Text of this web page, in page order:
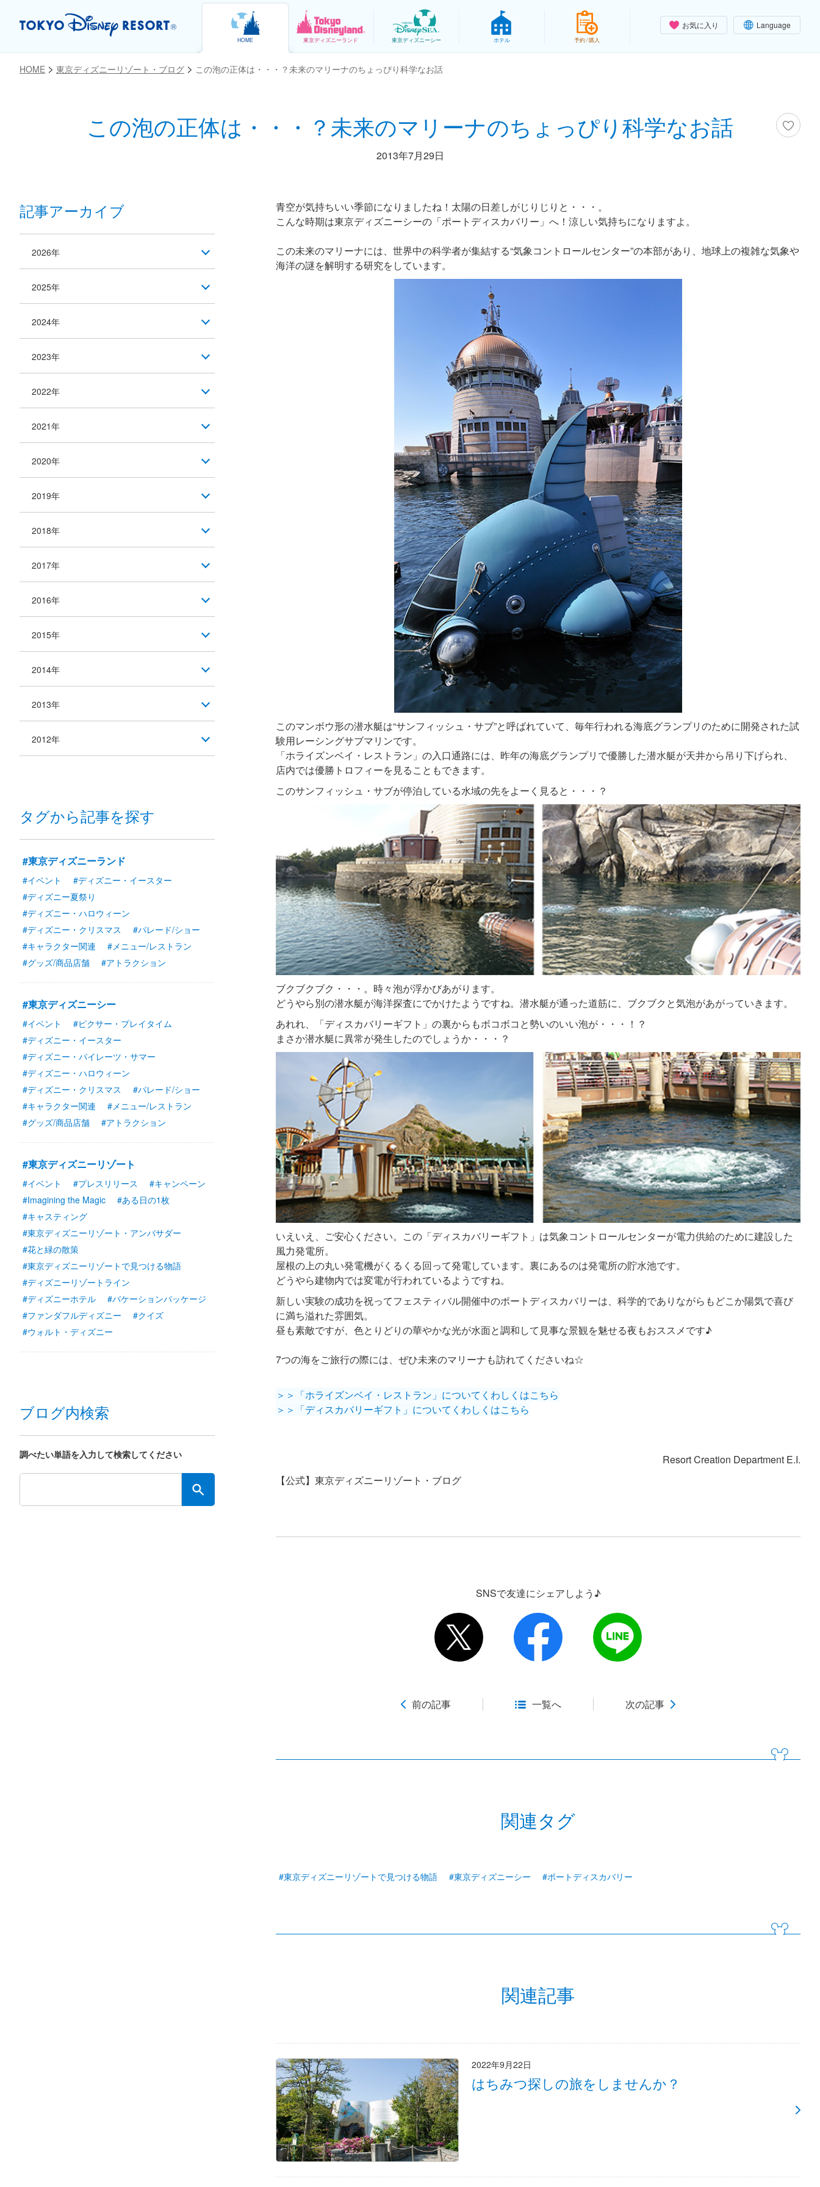
お気に入り Language
HOME 東京ディズニーランド 東京ディズニーシー ホテル 予約 / 購入
HOME 東京ディズニーリゾート・ブログ この泡の正体は・・・？未来のマリーナのちょっぴり科学なお話
この泡の正体は・・・？未来のマリーナのちょっぴり科学なお話
お気に入り
2013年7月29日
青空が気持ちいい季節になりましたね！太陽の日差しがじりじりと・・・。
こんな時期は東京ディズニーシーの「ポートディスカバリー」へ！涼しい気持ちになりますよ。
この未来のマリーナには、世界中の科学者が集結する“気象コントロールセンター”の本部があり、地球上の複雑な気象や
海洋の謎を解明する研究をしています。
このマンボウ形の潜水艇は“サンフィッシュ・サブ”と呼ばれていて、毎年行われる海底グランプリのために開発された試
験用レーシングサブマリンです。
「ホライズンベイ・レストラン」の入口通路には、昨年の海底グランプリで優勝した潜水艇が天井から吊り下げられ、
店内では優勝トロフィーを見ることもできます。
このサンフィッシュ・サブが停泊している水域の先をよーく見ると・・・？
ブクブクブク・・・。時々泡が浮かびあがります。
どうやら別の潜水艇が海洋探査にでかけたようですね。潜水艇が通った道筋に、ブクブクと気泡があがっていきます。
あれれ、「ディスカバリーギフト」の裏からもボコボコと勢いのいい泡が・・・！？
まさか潜水艇に異常が発生したのでしょうか・・・？
いえいえ、ご安心ください。この「ディスカバリーギフト」は気象コントロールセンターが電力供給のために建設した
風力発電所。
屋根の上の丸い発電機がくるくる回って発電しています。裏にあるのは発電所の貯水池です。
どうやら建物内では変電が行われているようですね。
新しい実験の成功を祝ってフェスティバル開催中のポートディスカバリーは、科学的でありながらもどこか陽気で喜び
に満ち溢れた雰囲気。
昼も素敵ですが、色とりどりの華やかな光が水面と調和して見事な景観を魅せる夜もおススメです♪
7つの海をご旅行の際には、ぜひ未来のマリーナも訪れてくださいね☆
＞＞「ホライズンベイ・レストラン」についてくわしくはこちら
＞＞「ディスカバリーギフト」についてくわしくはこちら
Resort Creation Department E.I.
【公式】東京ディズニーリゾート・ブログ
SNSで友達にシェアしよう♪
前の記事 一覧へ 次の記事
関連タグ
#東京ディズニーリゾートで見つける物語 #東京ディズニーシー #ポートディスカバリー
関連記事
2022年9月22日
はちみつ探しの旅をしませんか？
記事アーカイブ
2026年
2025年
2024年
2023年
2022年
2021年
2020年
2019年
2018年
2017年
2016年
2015年
2014年
2013年
2012年
タグから記事を探す
#東京ディズニーランド
#イベント
#ディズニー・イースター
#ディズニー夏祭り
#ディズニー・ハロウィーン
#ディズニー・クリスマス
#パレード/ショー
#キャラクター関連
#メニュー/レストラン
#グッズ/商品店舗
#アトラクション
#東京ディズニーシー
#イベント
#ピクサー・プレイタイム
#ディズニー・イースター
#ディズニー・パイレーツ・サマー
#ディズニー・ハロウィーン
#ディズニー・クリスマス
#パレード/ショー
#キャラクター関連
#メニュー/レストラン
#グッズ/商品店舗
#アトラクション
#東京ディズニーリゾート
#イベント #プレスリリース
#キャンペーン
#Imagining the Magic
#ある日の1枚
#キャスティング
#東京ディズニーリゾート・アンバサダー
#花と緑の散策
#東京ディズニーリゾートで見つける物語
#ディズニーリゾートライン
#ディズニーホテル
#バケーションパッケージ
#ファンダフルディズニー
#クイズ
#ウォルト・ディズニー
ブログ内検索
調べたい単語を入力して検索してください